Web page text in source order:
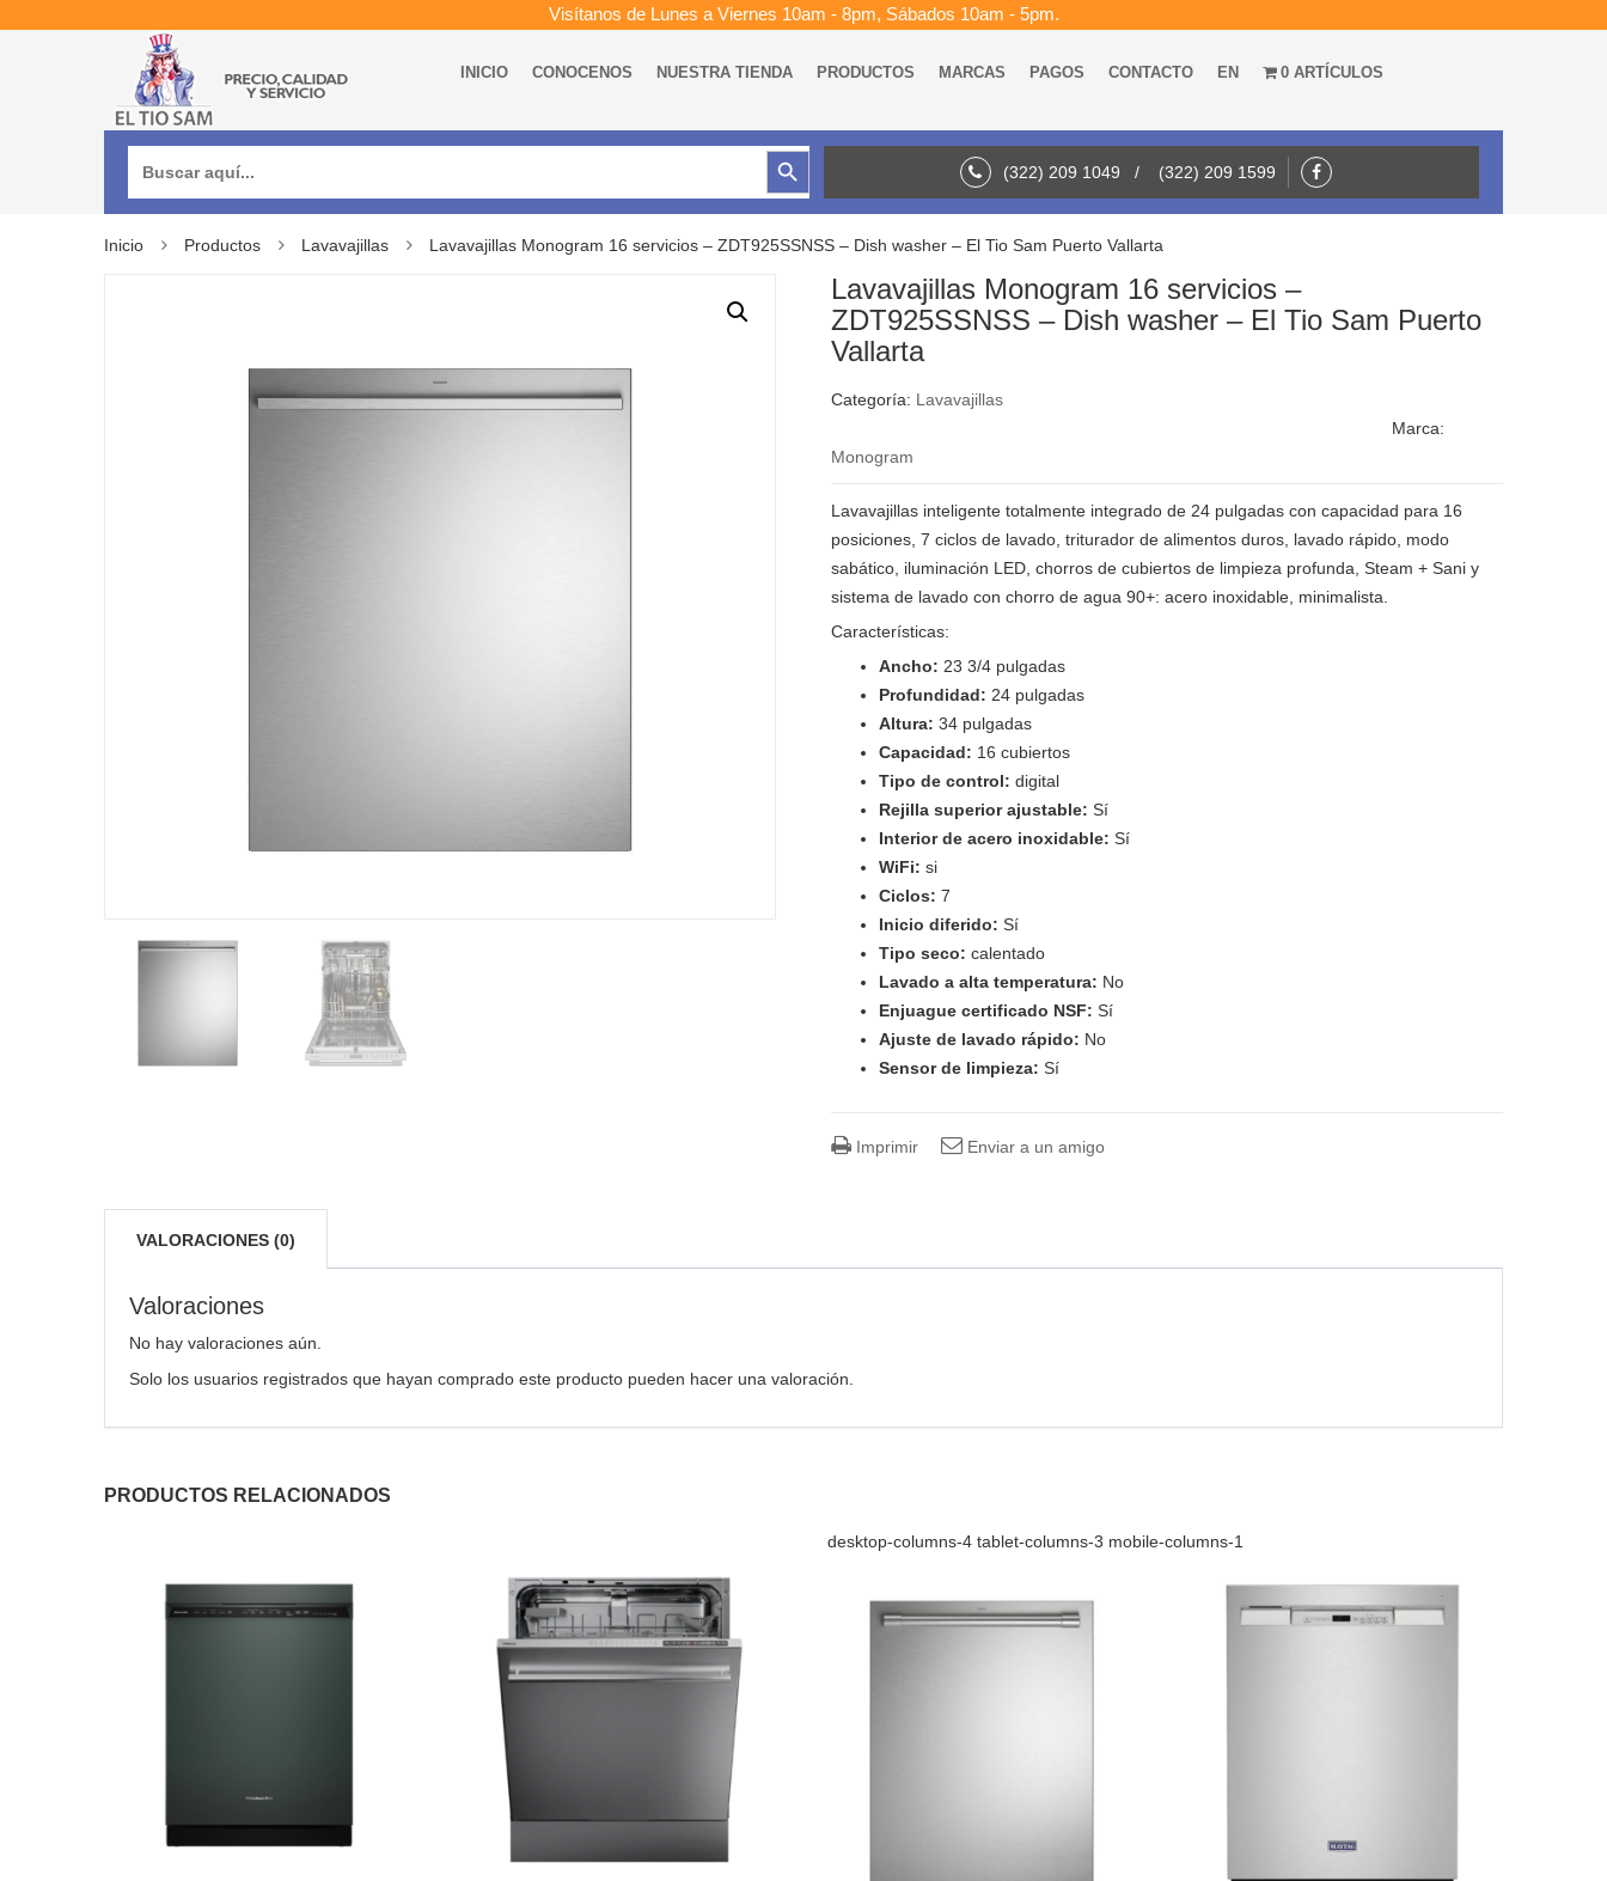
Visítanos de Lunes a Viernes 10am - 8pm, Sábados 10am - 5pm.
INICIO CONOCENOS NUESTRA TIENDA PRODUCTOS MARCAS PAGOS CONTACTO EN 0 ARTÍCULOS
Botón de búsqueda
(322) 209 1049 / (322) 209 1599
Inicio Productos Lavavajillas Lavavajillas Monogram 16 servicios – ZDT925SSNSS – Dish washer – El Tio Sam Puerto Vallarta
Lavavajillas Monogram 16 servicios –
ZDT925SSNSS – Dish washer – El Tio Sam Puerto
Vallarta
Categoría: Lavavajillas
Marca:
Monogram
Lavavajillas inteligente totalmente integrado de 24 pulgadas con capacidad para 16
posiciones, 7 ciclos de lavado, triturador de alimentos duros, lavado rápido, modo
sabático, iluminación LED, chorros de cubiertos de limpieza profunda, Steam + Sani y
sistema de lavado con chorro de agua 90+: acero inoxidable, minimalista.
Características:
Ancho: 23 3/4 pulgadas
Profundidad: 24 pulgadas
Altura:34 pulgadas
Capacidad: 16 cubiertos
Tipo de control:digital
Rejilla superior ajustable:Sí
Interior de acero inoxidable:Sí
WiFi:si
Ciclos:7
Inicio diferido:Sí
Tipo seco:calentado
Lavado a alta temperatura: No
Enjuague certificado NSF:Sí
Ajuste de lavado rápido: No
Sensor de limpieza:Sí
Imprimir Enviar a un amigo
VALORACIONES (0)
Valoraciones
No hay valoraciones aún.
Solo los usuarios registrados que hayan comprado este producto pueden hacer una valoración.
PRODUCTOS RELACIONADOS
desktop-columns-4 tablet-columns-3 mobile-columns-1